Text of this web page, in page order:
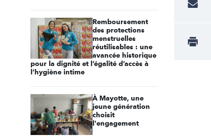
Remboursement
des protections
menstruelles
réutilisables : une
avancée historique
pour la dignité et l’égalité d’accès à
l’hygiène intime
À Mayotte, une
jeune génération
choisit
l'engagement